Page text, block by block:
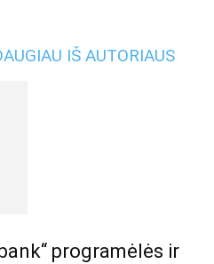
IŠ AUTORIAUS
programėlės ir